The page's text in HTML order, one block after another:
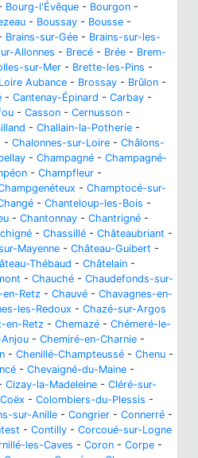
Bourg-l'Évêque - Bourgon -
- Boussay - Bousse -
Brains-sur-Gée - Brains-sur-les-
Allonnes - Brecé - Brée - Brem-
sur-Mer - Brette-les-Pins -
Aubance - Brossay - Brûlon -
- Cantenay-Épinard - Carbay -
- Casson - Cernusson -
- Challain-la-Potherie -
- Chalonnes-sur-Loire - Châlons-
- Champagné - Champagné-
- Champfleur -
- Champtocé-sur-
- Chanteloup-les-Bois -
- Chantonnay - Chantrigné -
- Chassillé - Châteaubriant -
Mayenne - Château-Guibert -
Thébaud - Châtelain -
- Chauché - Chaudefonds-sur-
en-Retz - Chauvé - Chavagnes-en-
les-Redoux - Chazé-sur-Argos
en-Retz - Chemazé - Chémeré-le-
- Chemiré-en-Charnie -
- Chenillé-Champteussé - Chenu -
- Chevaigné-du-Maine -
Cizay-la-Madeleine - Cléré-sur-
Coëx - Colombiers-du-Plessis -
sur-Anille - Congrier - Connerré -
- Contilly - Corcoué-sur-Logne
les-Caves - Coron - Corpe -